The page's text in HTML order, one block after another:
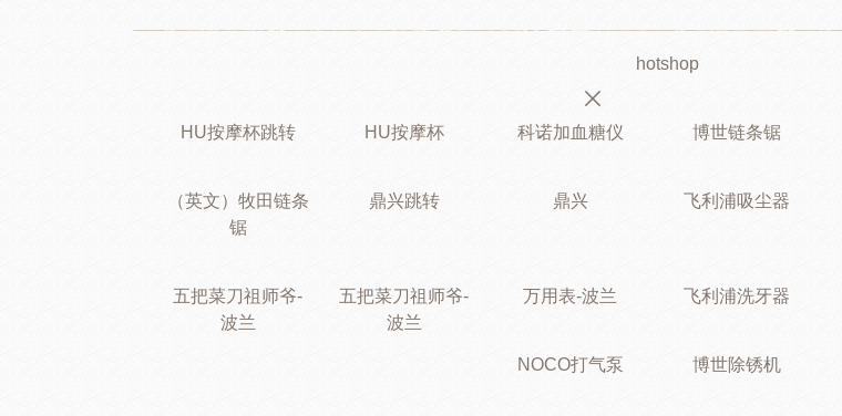
hotshop
HU按摩杯跳转 HU按摩杯 科诺加血糖仪 博世链条锯
（英文）牧田链条
锯
鼎兴跳转 鼎兴 飞利浦吸尘器
五把菜刀祖师爷-
波兰
五把菜刀祖师爷-
波兰
万用表-波兰 飞利浦洗牙器
NOCO打气泵 博世除锈机